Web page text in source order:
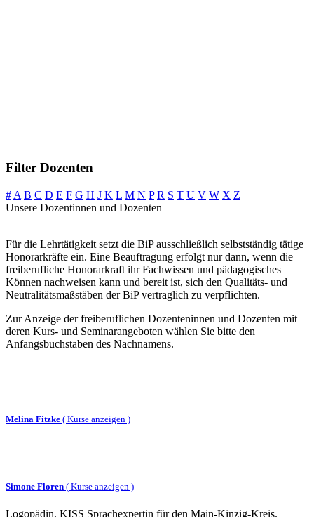
Filter Dozenten
# A B C D E F G H J K L M N P R S T U V W X Z
Unsere Dozentinnen und Dozenten
Für die Lehrtätigkeit setzt die BiP ausschließlich selbstständig tätige
Honorarkräfte ein. Eine Beauftragung erfolgt nur dann, wenn die
freiberufliche Honorarkraft ihr Fachwissen und pädagogisches
Können nachweisen kann und bereit ist, sich den Qualitäts- und
Neutralitätsmaßstäben der BiP vertraglich zu verpflichten.
Zur Anzeige der freiberuflichen Dozenteninnen und Dozenten mit
deren Kurs- und Seminarangeboten wählen Sie bitte den
Anfangsbuchstaben des Nachnamens.
Melina Fitzke ( Kurse anzeigen )
Simone Floren ( Kurse anzeigen )
Logopädin, KISS Sprachexpertin für den Main-Kinzig-Kreis.